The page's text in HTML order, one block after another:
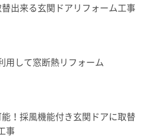
替出来る玄関ドアリフォーム工事
用して窓断熱リフォーム
能！採風機能付き玄関ドアに取替
事